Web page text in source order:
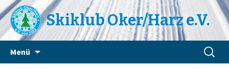
Skiklub Oker/Harz e.V.
Menü
Suchen
nach: